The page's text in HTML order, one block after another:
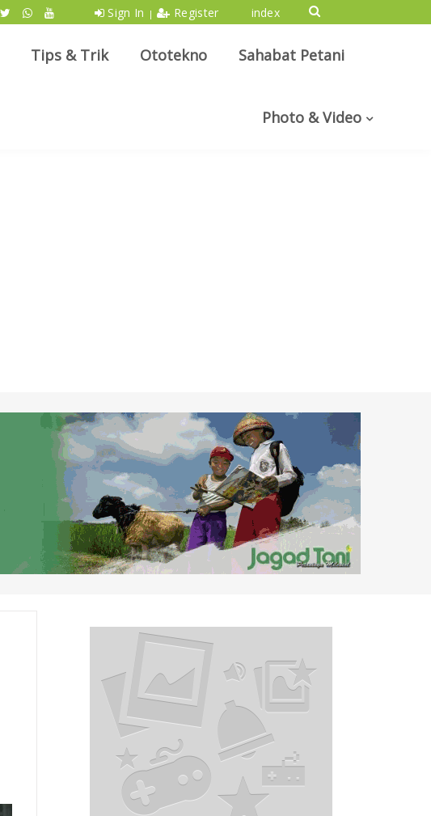
Sign In | Register index
Tips & Trik Ototekno Sahabat Petani
Photo & Video